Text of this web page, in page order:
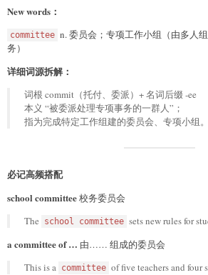
New words：
committee n. 委员会；专项工作小组（由多人
务）
详细词源拆解：
词根 commit（托付、委派）+ 名词后缀 -ee
本义 “被委派处理专项事务的一群人”；
指为完成特定工作组建的委员会、专项小组。
必记高频搭配
school committee校务委员会
The
school committee sets new rules for
a committee of … 由…… 组成的委员会
This is a committee of five teachers and four